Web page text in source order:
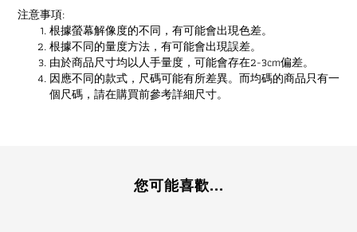
注意事項:
根據螢幕解像度的不同，有可能會出現色差。
根據不同的量度方法，有可能會出現誤差。
由於商品尺寸均以人手量度，可能會存在2-3cm偏差。
因應不同的款式，尺碼可能有所差異。而均碼的商品只有一
個尺碼，請在購買前參考詳細尺寸。
您可能喜歡...